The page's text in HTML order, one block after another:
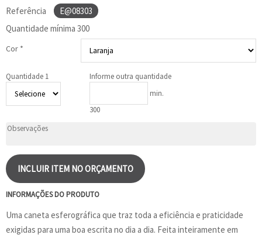
Referência
E@08303
Quantidade mínima 300
Cor *
Quantidade 1
Informe outra quantidade
min.
300
INCLUIR ITEM NO ORÇAMENTO
INFORMAÇÕES DO PRODUTO
Uma caneta esferográfica que traz toda a eficiência e praticidade
exigidas para uma boa escrita no dia a dia. Feita inteiramente em